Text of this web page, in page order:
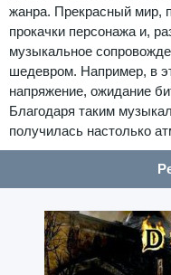
жанра. Прекрасный мир,
прокачки персонажа и,
музыкальное
шедевром. Например, в
напряжение, ожидание
Благодаря таким
получилась настолько